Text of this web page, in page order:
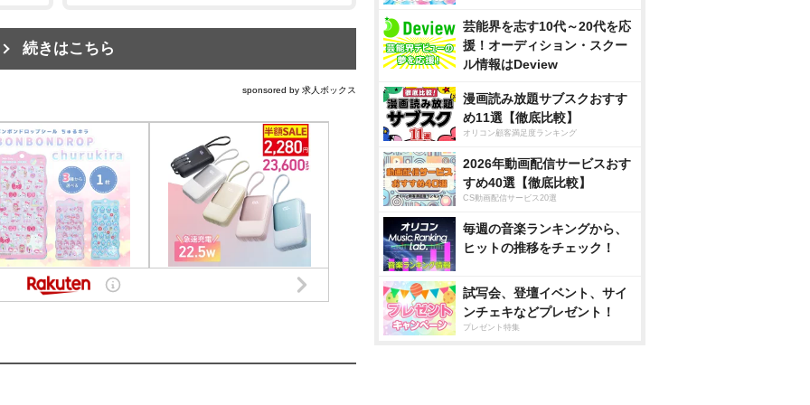
続きはこちら
sponsored by 求人ボックス
芸能界を志す10代～20代を応
援！オーディション・スクー
ル情報はDeview
漫画読み放題サブスクおすす
め11選【徹底比較】
オリコン顧客満足度ランキング
2026年動画配信サービスおす
すめ40選【徹底比較】
CS動画配信サービス20選
毎週の音楽ランキングから、
ヒットの推移をチェック！
試写会、登壇イベント、サイ
ンチェキなどプレゼント！
プレゼント特集